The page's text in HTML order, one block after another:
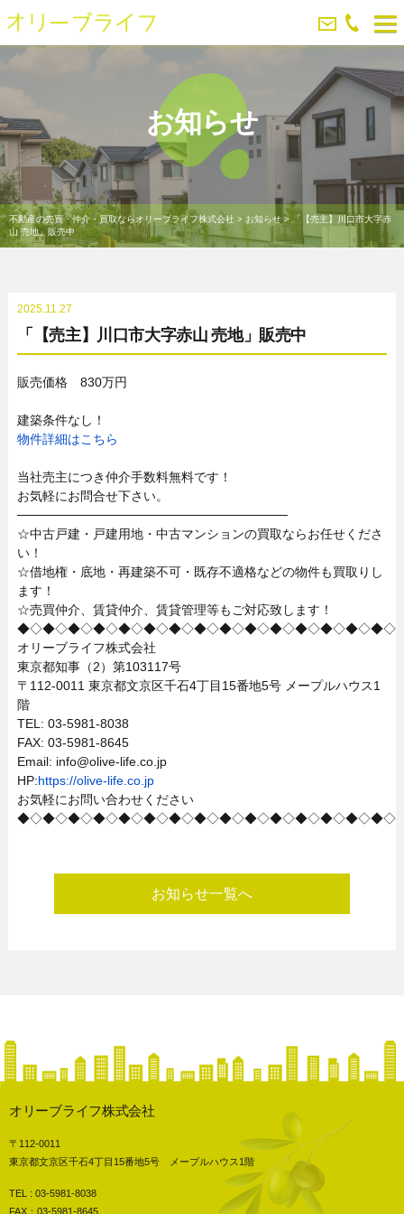
お知らせ
不動産の売買・仲介・買取ならオリーブライフ株式会社 > お知らせ> 「【売主】川口市大字赤
山 売地」販売中
2025.11.27
「【売主】川口市大字赤山 売地」販売中
販売価格 830万円
建築条件なし！
物件詳細はこちら
当社売主につき仲介手数料無料です！
お気軽にお問合せ下さい。
──────────────────────────────
☆中古戸建・戸建用地・中古マンションの買取ならお任せくださ
い！
☆借地権・底地・再建築不可・既存不適格などの物件も買取りし
ます！
☆売買仲介、賃貸仲介、賃貸管理等もご対応致します！
◆◇◆◇◆◇◆◇◆◇◆◇◆◇◆◇◆◇◆◇◆◇◆◇◆◇◆◇◆◇
オリーブライフ株式会社
東京都知事（2）第103117号
〒112-0011 東京都文京区千石4丁目15番地5号 メープルハウス1
階
TEL: 03-5981-8038
FAX: 03-5981-8645
Email: info@olive-life.co.jp
HP:https://olive-life.co.jp
お気軽にお問い合わせください
◆◇◆◇◆◇◆◇◆◇◆◇◆◇◆◇◆◇◆◇◆◇◆◇◆◇◆◇◆◇
お知らせ一覧へ
オリーブライフ株式会社
〒112-0011
東京都文京区千石4丁目15番地5号 メープルハウス1階
TEL : 03-5981-8038
FAX：03-5981-8645